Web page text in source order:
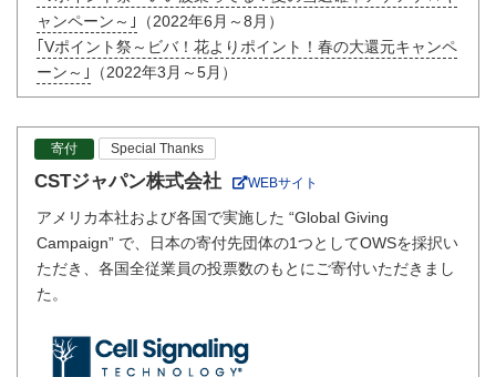
ャンペーン～｣
（2022年6月～8月）
｢Vポイント祭～ビバ！花よりポイント！春の大還元キャンペ
ーン～｣
（2022年3月～5月）
寄付 Special Thanks
CSTジャパン株式会社 WEBサイト
アメリカ本社および各国で実施した “Global Giving
Campaign” で、日本の寄付先団体の1つとしてOWSを採択い
ただき、各国全従業員の投票数のもとにご寄付いただきまし
た。